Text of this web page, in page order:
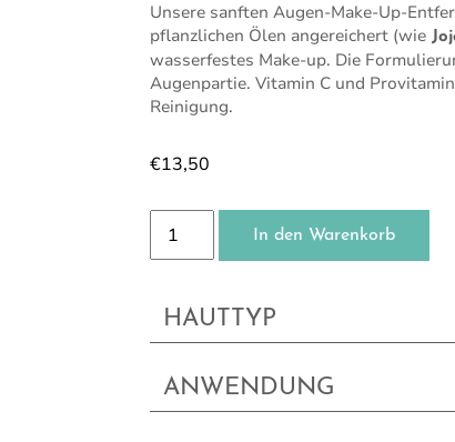
Unsere sanften Augen-Make-Up-
pflanzlichen Ölen angereichert (wie
wasserfestes Make-up. Die
Augenpartie. Vitamin C und
Reinigung.
€13,50
Augen-Make-up-Entferner Pads
In den Warenkorb
HAUTTYP
ANWENDUNG